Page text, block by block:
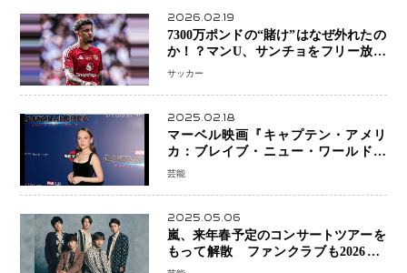
2026.02.19
7300万ポンドの“賭け”はなぜ外れたの
か！？マンU、サンチョをフリー放出
へ・・・補強戦略の転換点に
サッカー
2025.02.18
マーベル映画『キャプテン・アメリ
カ：ブレイブ・ニュー・ワールド』
新ブラック・ウィドウ役のシラ・ハー
芸能
2025.05.06
嵐、来年春予定のコンサートツアーを
もって解散 ファンクラブも2026年5
月末で活動終了